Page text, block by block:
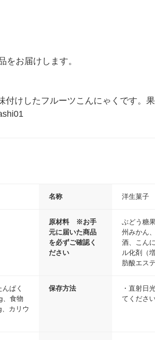
お届けします。
けしたフルーツこんにゃくです。
名称 洋生菓子
原材料 ※お手
元に届いた商品
を必ずご確認く
ださい
ぶどう糖
州みかん
酒、こん
ル化剤（
肪酸エス
ぱく
、食物
カリウ
保存方法
・直射日
てください